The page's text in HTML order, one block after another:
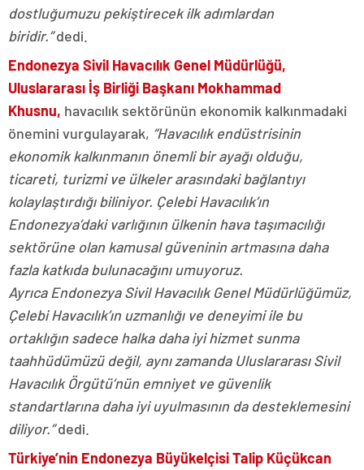
dostluğumuzu pekiştirecek ilk adımlardan
biridir.”dedi.
Endonezya Sivil Havacılık Genel Müdürlüğü,
Uluslararası İş Birliği Başkanı Mokhammad
Khusnu, havacılık sektörünün ekonomik kalkınmadaki
önemini vurgulayarak, “Havacılık endüstrisinin
ekonomik kalkınmanın önemli bir ayağı olduğu,
ticareti, turizmi ve ülkeler arasındaki bağlantıyı
kolaylaştırdığı biliniyor. Çelebi Havacılık’ın
Endonezya’daki varlığının ülkenin hava taşımacılığı
sektörüne olan kamusal güveninin artmasına daha
fazla katkıda bulunacağını umuyoruz.
Ayrıca Endonezya Sivil Havacılık Genel Müdürlüğümüz,
Çelebi Havacılık’ın uzmanlığı ve deneyimi ile bu
ortaklığın sadece halka daha iyi hizmet sunma
taahhüdümüzü değil, aynı zamanda Uluslararası Sivil
Havacılık Örgütü’nün emniyet ve güvenlik
standartlarına daha iyi uyulmasının da desteklemesini
diliyor.”dedi.
Türkiye’nin Endonezya Büyükelçisi Talip Küçükcan